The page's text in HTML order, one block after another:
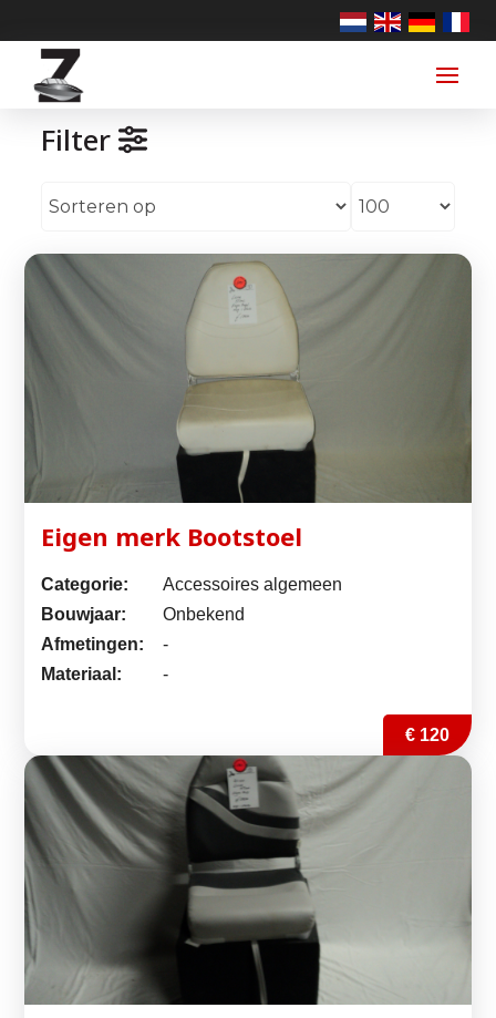
Filter
Eigen merk Bootstoel
Categorie:
Accessoires algemeen
Bouwjaar:
Onbekend
Afmetingen:
-
Materiaal:
-
€ 120